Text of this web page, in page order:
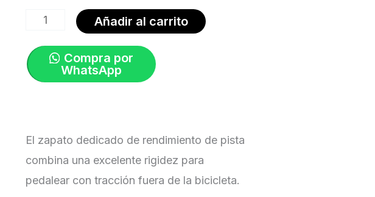
Shimano
cantidad
Añadir al carrito
Compra por
WhatsApp
El zapato dedicado de rendimiento de pista
combina una excelente rigidez para
pedalear con tracción fuera de la bicicleta.